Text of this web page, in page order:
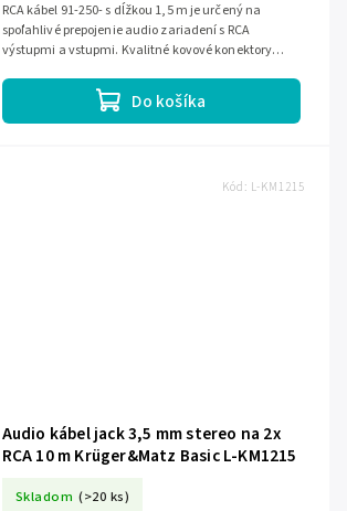
Do košíka
RCA kábel 91-250- s dĺžkou 1,5 m je určený na
spoľahlivé prepojenie audio zariadení s RCA
výstupmi a vstupmi. Kvalitné kovové konektory
Audio kábel jack 3,5 mm stereo na 2x
RCA 10 m Krüger&Matz Basic L-KM1215
Skladom (>20 ks)
Kód: L-KM1215